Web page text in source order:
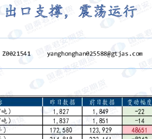
一定程度抑制投机性。在国内基本面与政策共
本面压力，对尿素价格形成支撑。整体来看
值范围为【-2,2】区间整数。强弱程度分类如
号）。本报告的观点和信息仅供本
辖区域内的法律法规。本报告难以设置访问权
勿阅读、订阅或接收任何相关信息。本报告不
不会因接收人收到本报告而视其为本公司的当
应凭借本内容进行具体操作。分析师声明作者
告内容独立、客观、公正。本报告仅反映作者
联营公司的立场，特此声明。免责声明本报告
任何保证。本报告所载的资料、意见及推测仅